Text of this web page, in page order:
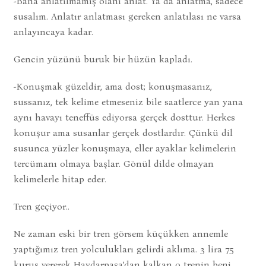
susalım. Anlatır anlatması gereken anlatılası ne varsa
anlayıncaya kadar.
Gencin yüzünü buruk bir hüzün kapladı.
-Konuşmak güzeldir, ama dost; konuşmasanız,
sussanız, tek kelime etmeseniz bile saatlerce yan yana
aynı havayı teneffüs ediyorsa gerçek dosttur. Herkes
konuşur ama susanlar gerçek dostlardır. Çünkü dil
susunca yüzler konuşmaya, eller ayaklar kelimelerin
tercümanı olmaya başlar. Gönül dilde olmayan
kelimelerle hitap eder.
Tren geçiyor..
Ne zaman eski bir tren görsem küçükken annemle
yaptığımız tren yolculukları gelirdi aklıma. 3 lira 75